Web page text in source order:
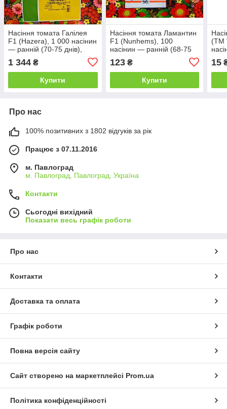
Насіння томата Галілея
F1 (Hazera), 1 000 насінин
— ранній (70-75 днів),
детермінантний, сливка,
червоний
1 344 ₴
Купити
Насіння томата Ламантин
F1 (Nunhems), 100
насінин — ранній (68-75
детермінантний, круглий
123₴
Купити
(ТМ
15
Про нас
100% позитивних з 1802 відгуків за рік
Працює з 07.11.2016
м. Павлоград
м. Павлоград, Павлоград, Україна
Контакти
Сьогодні вихідний
Показати весь графік роботи
Про нас
Контакти
Доставка та оплата
Графік роботи
Повна версія сайту
Сайт створено на маркетплейсі Prom.ua
Політика конфіденційності